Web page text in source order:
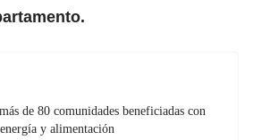
de 80 comunidades beneficiadas con
y alimentación